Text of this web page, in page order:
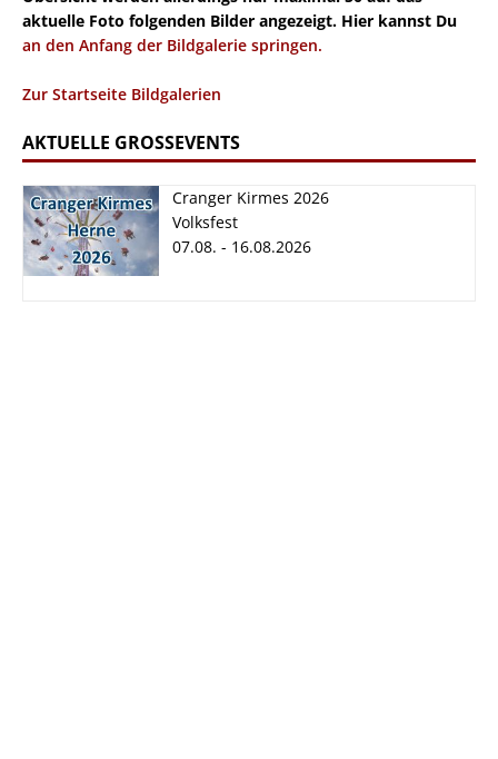
aktuelle Foto folgenden Bilder angezeigt. Hier kannst Du
an den Anfang der Bildgalerie springen.
Zur Startseite Bildgalerien
AKTUELLE GROSSEVENTS
Cranger Kirmes 2026
Volksfest
07.08. - 16.08.2026